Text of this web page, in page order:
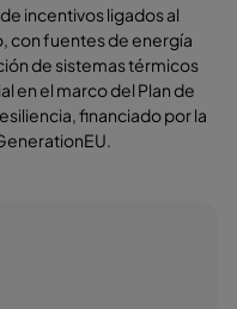
incentivos ligados al
con fuentes de energía
de sistemas térmicos
en el marco del Plan de
financiado por la